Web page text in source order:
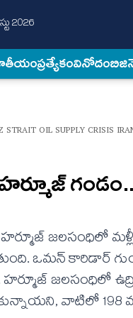
2026
ప్రత్యేకంవినోదం
STRAIT OIL SUPPLY CRISIS
జలసంధిలో మళ్లీ
ఒమన్ కారిడార్
జలసంధిలో
వాటిలో